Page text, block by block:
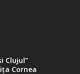
Clujul”
Cornea